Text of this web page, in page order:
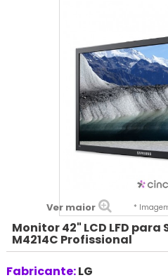
Ver maior *
Monitor 42" LCD LFD
M4214C Profissional
Fabricante:LG